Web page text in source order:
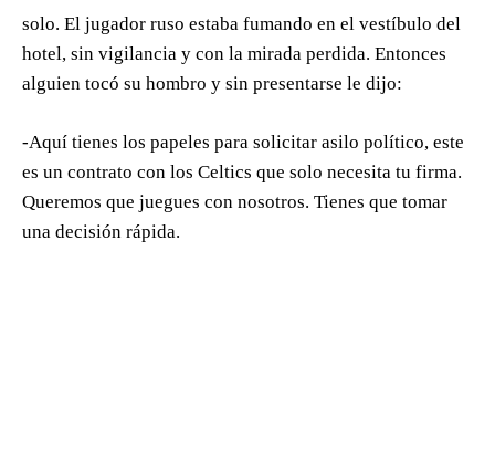
solo. El jugador ruso estaba fumando en el vestíbulo del
hotel, sin vigilancia y con la mirada perdida. Entonces
alguien tocó su hombro y sin presentarse le dijo:
-Aquí tienes los papeles para solicitar asilo político, este
es un contrato con los Celtics que solo necesita tu firma.
Queremos que juegues con nosotros. Tienes que tomar
una decisión rápida.